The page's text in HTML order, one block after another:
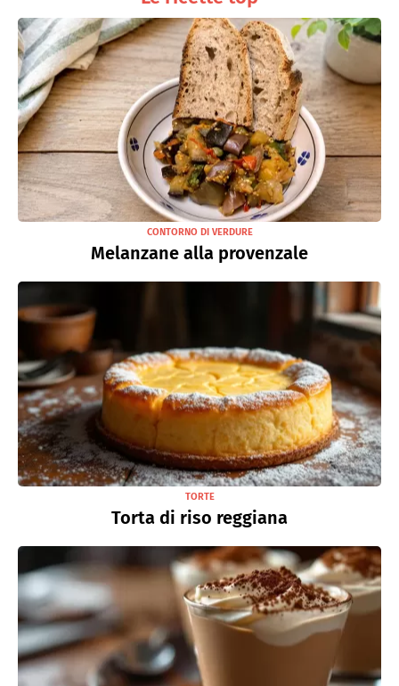
CONTORNO DI VERDURE
Melanzane alla provenzale
TORTE
Torta di riso reggiana